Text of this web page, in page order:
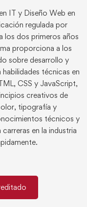
IT y Diseño Web en
regulada por
los dos primeros años
proporciona a los
sobre desarrollo y
técnicas en
CSS y JavaScript,
creativos de
tipografía y
técnicos y
en la industria